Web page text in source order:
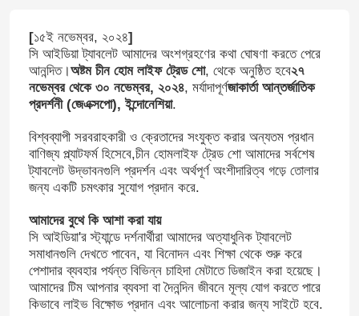
[১৫ই নভেম্বর, ২০২৪]
সি আইডিয়া ট্যাবলেট আমাদের অংশগ্রহণের কথা ঘোষণা করতে পেরে
আনন্দিত।অষ্টম চীন হোম লাইফ ট্রেড শো, থেকে অনুষ্ঠিত হবে২৭
নভেম্বর থেকে ৩০ নভেম্বর, ২০২৪, মর্যাদাপূর্ণজাকার্তা আন্তর্জাতিক
প্রদর্শনী (জেএক্সপো), ইন্দোনেশিয়া.
বিশ্বব্যাপী সরবরাহকারী ও ক্রেতাদের সংযুক্ত করার অন্যতম প্রধান
বাণিজ্য প্ল্যাটফর্ম হিসেবে,চীন হোমলাইফ ট্রেড শো আমাদের সর্বশেষ
ট্যাবলেট উদ্ভাবনগুলি প্রদর্শন এবং অর্থপূর্ণ অংশীদারিত্ব গড়ে তোলার
জন্য একটি চমৎকার সুযোগ প্রদান করে.
আমাদের বুথে কি আশা করা যায়
সি আইডিয়া'র স্ট্যান্ডে দর্শনার্থীরা আমাদের অত্যাধুনিক ট্যাবলেট
সমাধানগুলি দেখতে পাবেন, যা বিনোদন এবং শিক্ষা থেকে শুরু করে
পেশাদার ব্যবহার পর্যন্ত বিভিন্ন চাহিদা মেটাতে ডিজাইন করা হয়েছে।
আমাদের টিম আপনার ব্যবসা বা দৈনন্দিন জীবনে মূল্য যোগ করতে পারে
কিভাবে লাইভ বিক্ষোভ প্রদান এবং আলোচনা করার জন্য সাইটে হবে.